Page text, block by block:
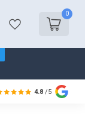
0
4.8 /5